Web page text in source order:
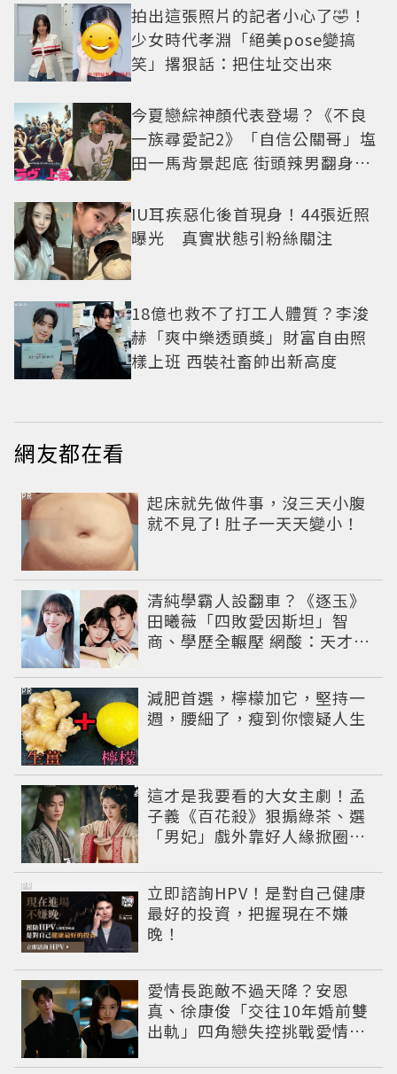
拍出這張照片的記者小心了🤣！
少女時代孝淵「絕美pose變搞
笑」撂狠話：把住址交出來
今夏戀綜神顏代表登場？《不良
一族尋愛記2》「自信公關哥」塩
田一馬背景起底 街頭辣男翻身當
IU耳疾惡化後首現身！44張近照
曝光 真實狀態引粉絲關注
18億也救不了打工人體質？李浚
赫「爽中樂透頭獎」財富自由照
樣上班 西裝社畜帥出新高度
網友都在看
起床就先做件事，沒三天小腹
就不見了! 肚子一天天變小！
PR
清純學霸人設翻車？《逐玉》
田曦薇「四敗愛因斯坦」智
商、學歷全輾壓 網酸：天才全
減肥首選，檸檬加它，堅持一
週，腰細了，瘦到你懷疑人生
PR
這才是我要看的大女主劇！孟
子義《百花殺》狠搧綠茶、選
「男妃」戲外靠好人緣掀圈內
立即諮詢HPV！是對自己健康
最好的投資，把握現在不嫌
晚！
PR
愛情長跑敵不過天降？安恩
真、徐康俊「交往10年婚前雙
出軌」四角戀失控挑戰愛情底